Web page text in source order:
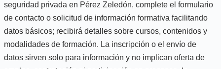
seguridad privada en Pérez Zeledón, complete el formulario
de contacto o solicitud de información formativa facilitando
datos básicos; recibirá detalles sobre cursos, contenidos y
modalidades de formación. La inscripción o el envío de
datos sirven solo para información y no implican oferta de